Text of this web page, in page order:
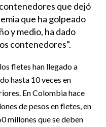
que dejó
que ha golpeado
y medio, ha dado
contenedores”.
fletes han llegado a
hasta 10 veces en
En Colombia hace
de pesos en fletes, en
millones que se deben